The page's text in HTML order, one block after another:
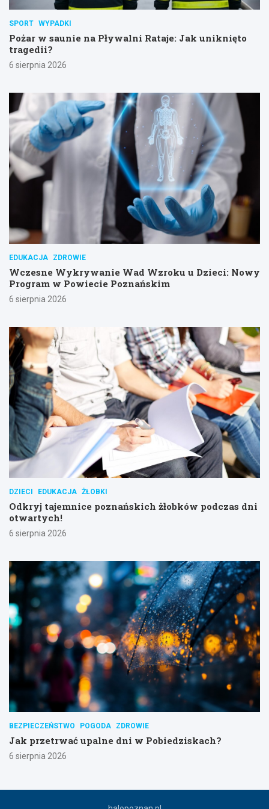
SPORT WYPADKI
Pożar w saunie na Pływalni Rataje: Jak uniknięto
tragedii?
6 sierpnia 2026
EDUKACJA ZDROWIE
Wczesne Wykrywanie Wad Wzroku u Dzieci: Nowy
Program w Powiecie Poznańskim
6 sierpnia 2026
DZIECI EDUKACJA ŻŁOBKI
Odkryj tajemnice poznańskich żłobków podczas dni
otwartych!
6 sierpnia 2026
BEZPIECZEŃSTWO POGODA ZDROWIE
Jak przetrwać upalne dni w Pobiedziskach?
6 sierpnia 2026